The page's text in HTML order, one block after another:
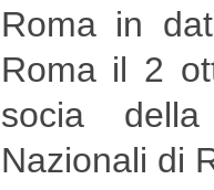
Roma in
Roma il 2
socia della
Nazionali di